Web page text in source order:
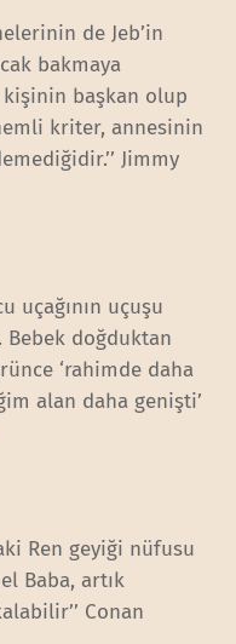
de Jeb’in
bakmaya
kişinin başkan olup
kriter, annesinin
Jimmy
uçağının uçuşu
Bebek doğduktan
‘rahimde daha
alan daha genişti’
Ren geyiği nüfusu
Baba, artık
Conan